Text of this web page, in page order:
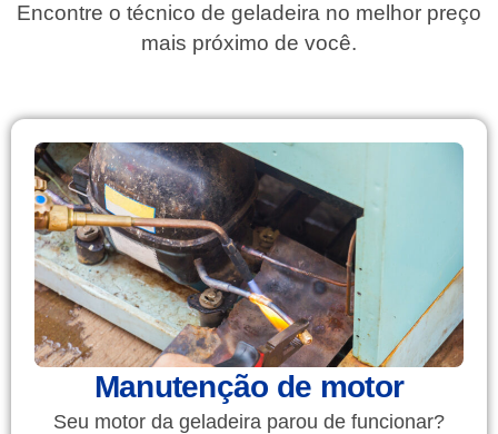
Encontre o técnico de geladeira no melhor preço
mais próximo de você.
Manutenção de motor
Seu motor da geladeira parou de funcionar?